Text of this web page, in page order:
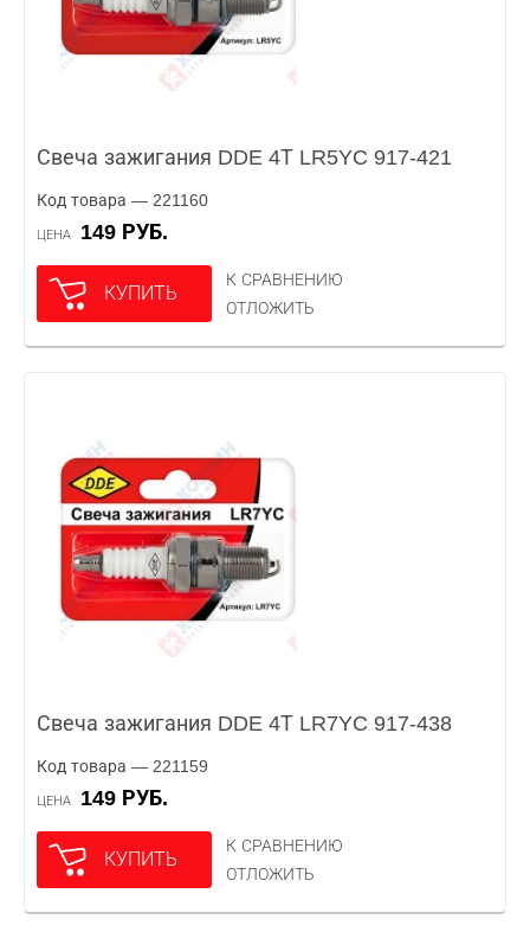
Свеча зажигания DDE 4Т LR5YC 917-421
Код товара — 221160
ЦЕНА 149 РУБ.
КУПИТЬ
К СРАВНЕНИЮ
ОТЛОЖИТЬ
Свеча зажигания DDE 4Т LR7YC 917-438
Код товара — 221159
ЦЕНА 149 РУБ.
КУПИТЬ
К СРАВНЕНИЮ
ОТЛОЖИТЬ